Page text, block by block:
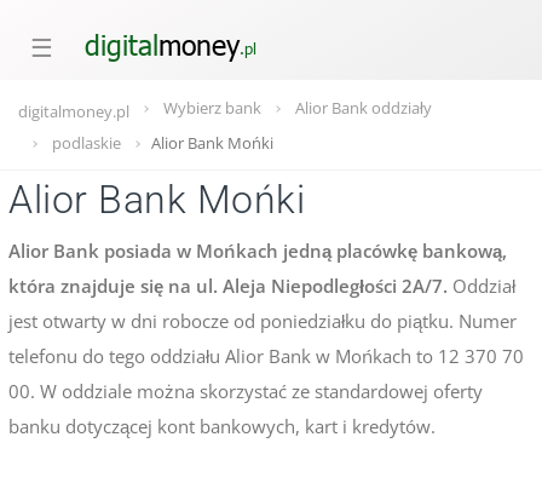
☰
digitalmoney.pl Wybierz bank
Alior Bank oddziały
podlaskie
Alior Bank Mońki
Alior Bank Mońki
Alior Bank posiada w Mońkach jedną placówkę bankową,
która znajduje się na ul. Aleja Niepodległości 2A/7. Oddział
jest otwarty w dni robocze od poniedziałku do piątku. Numer
telefonu do tego oddziału Alior Bank w Mońkach to 12 370 70
00. W oddziale można skorzystać ze standardowej oferty
banku dotyczącej kont bankowych, kart i kredytów.